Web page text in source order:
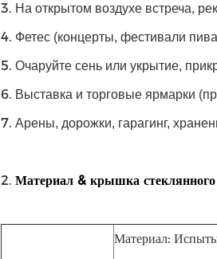
3. На открытом воздухе встреча,
4. Фетес (концерты, фестивали
5. Очаруйте сень или укрытие,
6. Выставка и торговые ярмарки
7. Арены, дорожки, гарагинг,
2. Материал & крышка
Материал: